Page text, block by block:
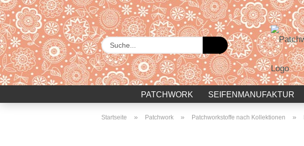
Suche...
PATCHWORK SEIFENMANUFAKTUR
Startseite » Patchwork » Patchworkstoffe nach Kollektionen »